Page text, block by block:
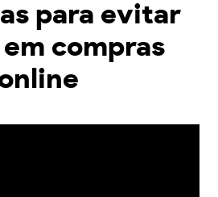
para evitar
compras